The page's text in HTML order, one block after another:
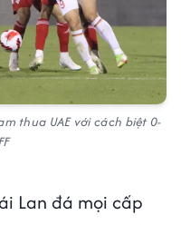
thua UAE với cách biệt 0-
Lan đá mọi cấp